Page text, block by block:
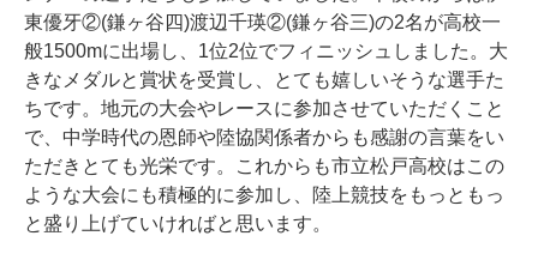
東優牙②(鎌ヶ谷四)渡辺千瑛②(鎌ヶ谷三)の2名が高校一
般1500mに出場し、1位2位でフィニッシュしました。大
きなメダルと賞状を受賞し、とても嬉しいそうな選手た
ちです。地元の大会やレースに参加させていただくこと
で、中学時代の恩師や陸協関係者からも感謝の言葉をい
ただきとても光栄です。これからも市立松戸高校はこの
ような大会にも積極的に参加し、陸上競技をもっともっ
と盛り上げていければと思います。